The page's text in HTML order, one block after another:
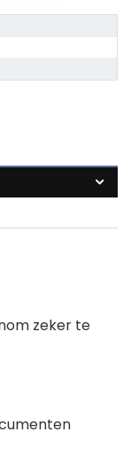
zeker te